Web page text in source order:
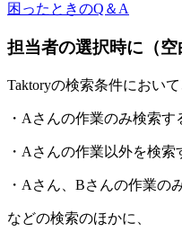
困ったときのQ＆A
担当者の選択時に（
Taktoryの検索条件におい
・Aさんの作業のみ検索す
・Aさんの作業以外を検索
・Aさん、Bさんの作業の
などの検索のほかに、